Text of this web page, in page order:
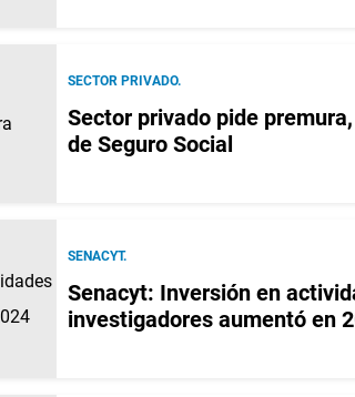
SECTOR PRIVADO.
Sector privado pide
de Seguro Social
SENACYT.
Senacyt: Inversión en
investigadores aumentó en